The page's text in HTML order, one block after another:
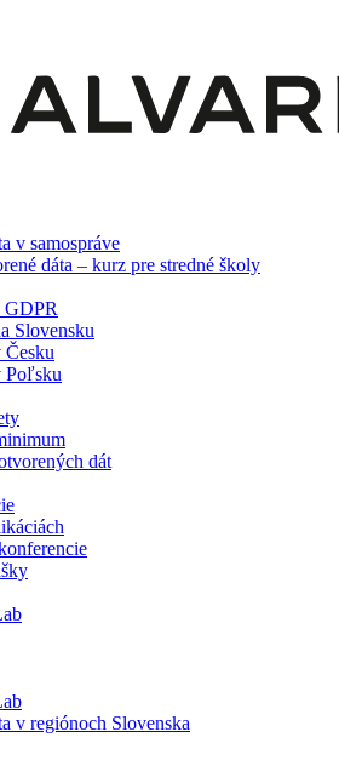
v samospráve
dáta – kurz pre stredné školy
GDPR
Slovensku
Česku
Poľsku
dát
v regiónoch Slovenska